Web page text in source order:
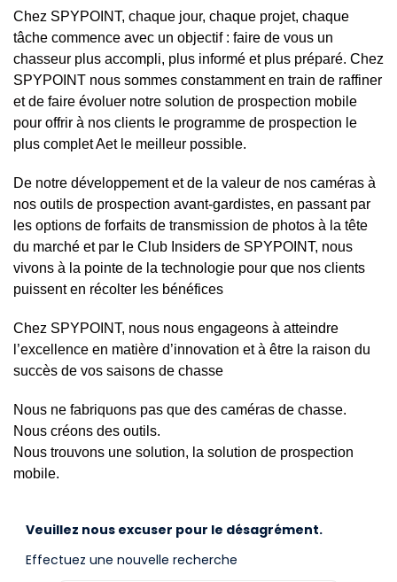
Chez SPYPOINT, chaque jour, chaque projet, chaque
tâche commence avec un objectif : faire de vous un
chasseur plus accompli, plus informé et plus préparé. Chez
SPYPOINT nous sommes constamment en train de raffiner
et de faire évoluer notre solution de prospection mobile
pour offrir à nos clients le programme de prospection le
plus complet Aet le meilleur possible.
De notre développement et de la valeur de nos caméras à
nos outils de prospection avant-gardistes, en passant par
les options de forfaits de transmission de photos à la tête
du marché et par le Club Insiders de SPYPOINT, nous
vivons à la pointe de la technologie pour que nos clients
puissent en récolter les bénéfices
Chez SPYPOINT, nous nous engageons à atteindre
l’excellence en matière d’innovation et à être la raison du
succès de vos saisons de chasse
Nous ne fabriquons pas que des caméras de chasse.
Nous créons des outils.
Nous trouvons une solution, la solution de prospection
mobile.
Veuillez nous excuser pour le désagrément.
Effectuez une nouvelle recherche